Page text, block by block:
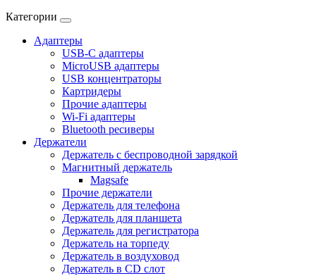
Категории
Адаптеры
USB-C адаптеры
MicroUSB адаптеры
USB концентраторы
Картридеры
Прочие адаптеры
Wi-Fi адаптеры
Bluetooth ресиверы
Держатели
Держатель с беспроводной зарядкой
Магнитный держатель
Magsafe
Прочие держатели
Держатель для телефона
Держатель для планшета
Держатель для регистратора
Держатель на торпеду
Держатель в воздуховод
Держатель в CD слот